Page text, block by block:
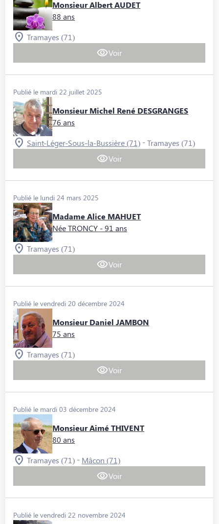
Monsieur Albert AUDET
88 ans
Tramayes (71)
Voir
Publié le mardi 22 juillet 2025
Monsieur Michel René DESGRANGES
76 ans
Saint-Léger-Sous-la-Bussière (71) -Tramayes (71)
Voir
Publié le lundi 24 mars 2025
Madame Alice MAHUET
Née TRONCY - 91 ans
Tramayes (71)
Voir
Publié le vendredi 20 décembre 2024
Monsieur Daniel JAMBON
75 ans
Tramayes (71)
Voir
Publié le mardi 03 décembre 2024
Monsieur Aimé THIVENT
80 ans
Tramayes (71) - Mâcon (71)
Voir
Publié le vendredi 22 novembre 2024